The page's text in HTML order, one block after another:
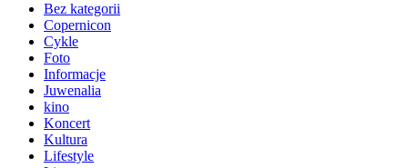
Bez kategorii
Copernicon
Cykle
Foto
Informacje
Juwenalia
kino
Koncert
Kultura
Lifestyle